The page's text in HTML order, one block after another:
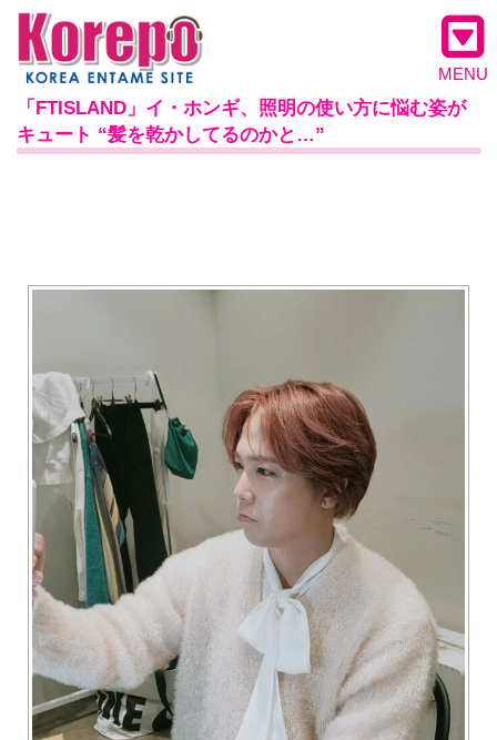
MENU
「FTISLAND」イ・ホンギ、照明の使い方に悩む姿が
キュート “髪を乾かしてるのかと…”